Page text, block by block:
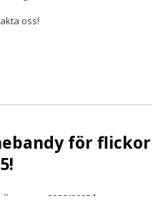
oss!
för flickor
2022/2023 kommer